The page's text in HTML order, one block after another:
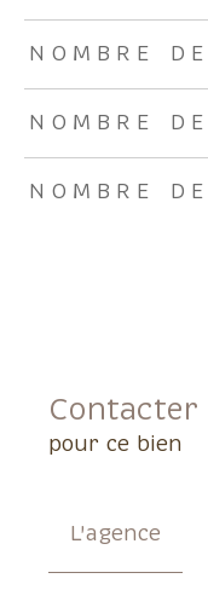
NOMBRE
NOMBRE
NOMBRE
Contacter
pour ce bien
L'agence